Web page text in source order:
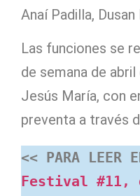
Anaí Padilla,
Las funciones se
de semana de
Jesús María, con
preventa a través
<< PARA LEER
Festival #11,